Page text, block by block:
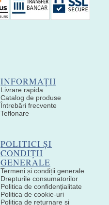
INFORMAȚII
Livrare rapida
Catalog de produse
Întrebări frecvente
Teflonare
POLITICI ȘI
CONDIȚII
GENERALE
Termeni și condiții generale
Drepturile consumatorilor
Politica de confidențialitate
Politica de cookie-uri
Politica de returnare și